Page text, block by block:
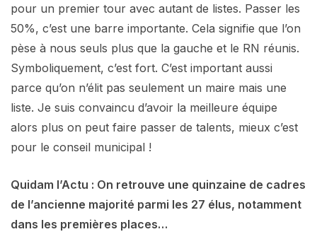
pour un premier tour avec autant de listes. Passer les
50%, c’est une barre importante. Cela signifie que l’on
pèse à nous seuls plus que la gauche et le RN réunis.
Symboliquement, c’est fort. C’est important aussi
parce qu’on n’élit pas seulement un maire mais une
liste. Je suis convaincu d’avoir la meilleure équipe
alors plus on peut faire passer de talents, mieux c’est
pour le conseil municipal !
Quidam l’Actu : On retrouve une quinzaine de cadres
de l’ancienne majorité parmi les 27 élus, notamment
dans les premières places…